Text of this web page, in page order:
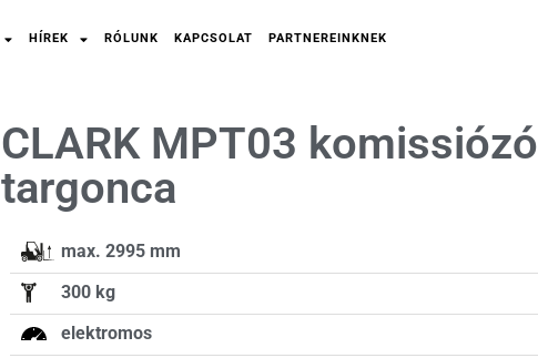
HÍREK RÓLUNK KAPCSOLAT PARTNEREINKNEK
CLARK MPT03 komissiózó
targonca
max. 2995 mm
300 kg
elektromos